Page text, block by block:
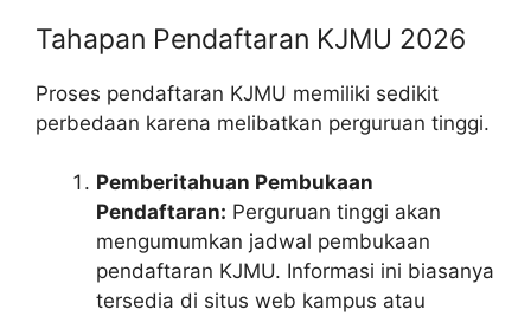
Tahapan Pendaftaran KJMU 2026
Proses pendaftaran KJMU memiliki sedikit
perbedaan karena melibatkan perguruan tinggi.
Pemberitahuan Pembukaan
Pendaftaran: Perguruan tinggi akan
mengumumkan jadwal pembukaan
pendaftaran KJMU. Informasi ini biasanya
tersedia di situs web kampus atau